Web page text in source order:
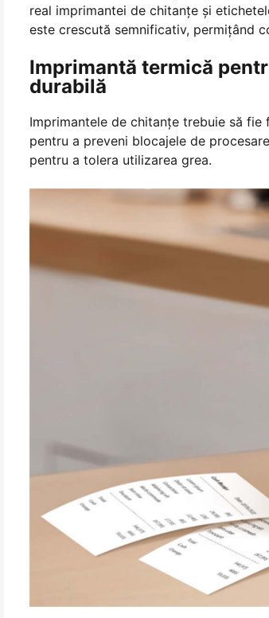
real imprimantei de chitanțe și
este crescută semnificativ, permițând
Imprimantă termică
durabilă
Imprimantele de chitanțe trebuie să
pentru a preveni blocajele de
pentru a tolera utilizarea grea.